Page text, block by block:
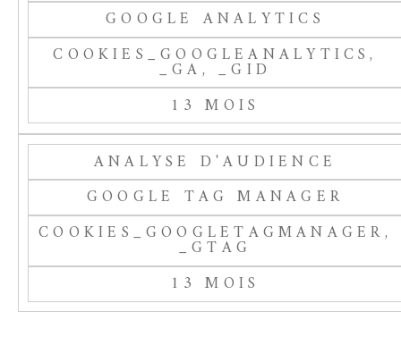
GOOGLE ANALYTICS
COOKIES_GOOGLEANALYTICS,
_GA, _GID
13 MOIS
ANALYSE D'AUDIENCE
GOOGLE TAG MANAGER
COOKIES_GOOGLETAGMANAGER,
_GTAG
13 MOIS